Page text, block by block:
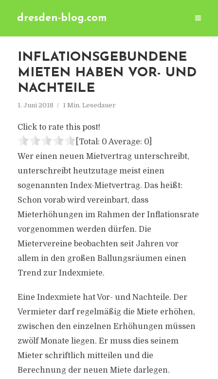
dresden-blog.com
INFLATIONSGEBUNDENE
MIETEN HABEN VOR- UND
NACHTEILE
1. Juni 2018 1 Min. Lesedauer
Click to rate this post!
[Total: 0 Average: 0]
Wer einen neuen Mietvertrag unterschreibt,
unterschreibt heutzutage meist einen
sogenannten Index-Mietvertrag. Das heißt:
Schon vorab wird vereinbart, dass
Mieterhöhungen im Rahmen der Inflationsrate
vorgenommen werden dürfen. Die
Mietervereine beobachten seit Jahren vor
allem in den großen Ballungsräumen einen
Trend zur Indexmiete.
Eine Indexmiete hat Vor- und Nachteile. Der
Vermieter darf regelmäßig die Miete erhöhen,
zwischen den einzelnen Erhöhungen müssen
zwölf Monate liegen. Er muss dies seinem
Mieter schriftlich mitteilen und die
Berechnung der neuen Miete darlegen.